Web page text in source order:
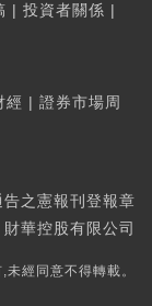
| 投資者關係 |
經 | 證券市場周
之憲報刊登報章
華控股有限公司
經同意不得轉載。